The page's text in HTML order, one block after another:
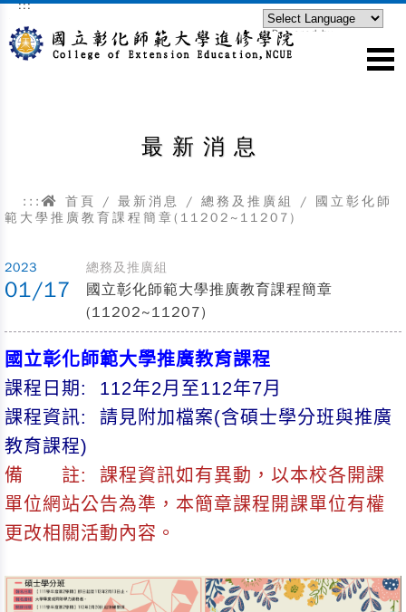
跳到主要內容區塊
:::
Powered by
最新消息
::: 首頁 / 最新消息 / 總務及推廣組 /
國立彰化師
範大學推廣教育課程簡章(11202~11207)
2023
01/17
總務及推廣組
國立彰化師範大學推廣教育課程簡章
(11202~11207)
國立彰化師範大學推廣教育課程
課程日期: 112年2月至112年7月
課程資訊: 請見附加檔案(含碩士學分班與推廣
教育課程)
備
註: 課程資訊如有異動，以本校各開課
單位網站公告為準，本簡章課程開課單位有權
更改相關活動內容。